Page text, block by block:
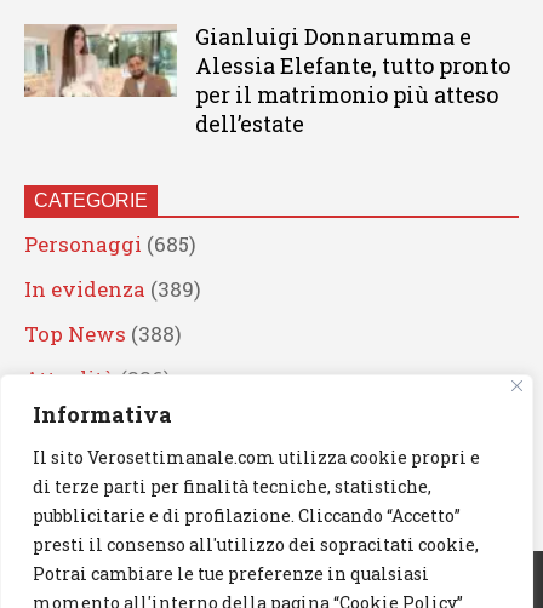
Informativa
Il sito Verosettimanale.com utilizza cookie propri e
di terze parti per finalità tecniche, statistiche,
pubblicitarie e di profilazione. Cliccando “Accetto”
presti il consenso all'utilizzo dei sopracitati cookie,
Potrai cambiare le tue preferenze in qualsiasi
momento all'interno della pagina “Cookie Policy”
Gianluigi Donnarumma e
Alessia Elefante, tutto pronto
per il matrimonio più atteso
dell’estate
CATEGORIE
Personaggi (685)
In evidenza (389)
Top News (388)
Attualità (336)
Eventi(330)
Artisti (241)
News(238)
Cerca